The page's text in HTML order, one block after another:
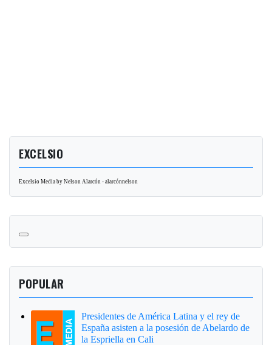
EXCELSIO
Excelsio Media by Nelson Alarcón - alarcónnelson
POPULAR
Presidentes de América Latina y el rey de
España asisten a la posesión de Abelardo de
la Espriella en Cali